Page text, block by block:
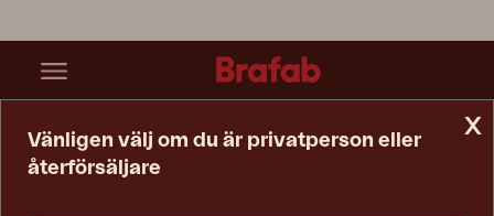
x
Vänligen välj om du är privatperson eller
återförsäljare